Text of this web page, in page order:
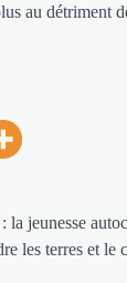
au détriment
la jeunesse
les terres et le